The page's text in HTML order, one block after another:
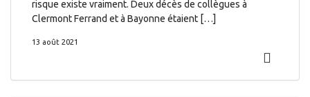
risque existe vraiment. Deux décès de collègues à
Clermont Ferrand et à Bayonne étaient […]
13 août 2021